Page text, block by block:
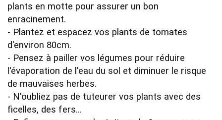
plants en motte pour assurer un bon
enracinement.
- Plantez et espacez vos plants de tomates
d'environ 80cm.
- Pensez à pailler vos légumes pour réduire
l'évaporation de l'eau du sol et diminuer le risque
de mauvaises herbes.
- N'oubliez pas de tuteurer vos plants avec des
ficelles, des fers...